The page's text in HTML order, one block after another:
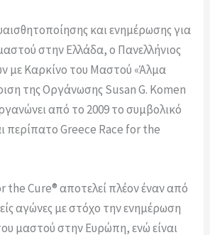
και ενημέρωσης για
στην Ελλάδα, ο Πανελλήνιος
με Καρκίνο του Μαστού «Άλμα
της Οργάνωσης Susan G. Komen
από το 2009 το συμβολικό
περίπατο Greece Race for the
the Cure® αποτελεί πλέον έναν από
αγώνες με στόχο την ενημέρωση
μαστού στην Ευρώπη, ενώ είναι